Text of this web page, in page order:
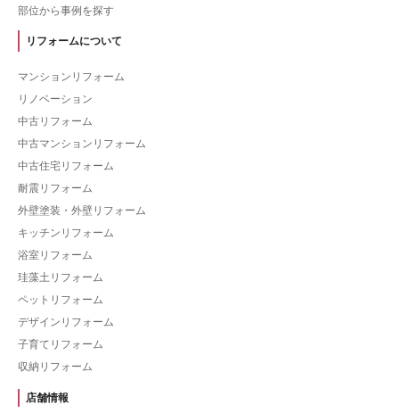
部位から事例を探す
リフォームについて
マンションリフォーム
リノベーション
中古リフォーム
中古マンションリフォーム
中古住宅リフォーム
耐震リフォーム
外壁塗装・外壁リフォーム
キッチンリフォーム
浴室リフォーム
珪藻土リフォーム
ペットリフォーム
デザインリフォーム
子育てリフォーム
収納リフォーム
店舗情報